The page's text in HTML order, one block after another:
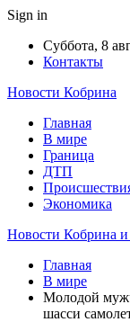
Sign in
Суббота, 8
Контакты
Новости Кобрина
Главная
В мире
Граница
ДТП
Экономика
Новости Кобрина и
Главная
В мире
Молодой
шасси